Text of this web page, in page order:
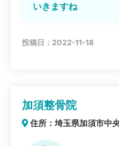
いきますね
投稿日：2022-11-18
加須整骨院
住所：埼玉県加須市中